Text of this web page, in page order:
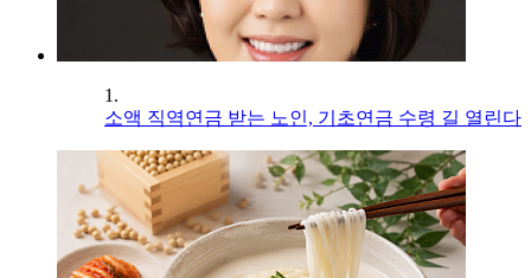
1.
소액 직역연금 받는 노인, 기초연금 수령 길 열린다